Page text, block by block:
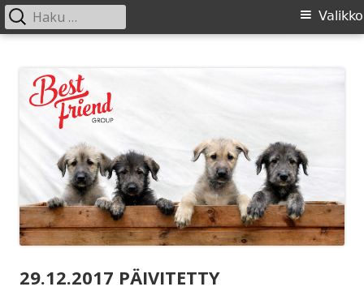
sisältöön
Ensisijainen
Valikko
Haku:
29.12.2017 PÄIVITETTY